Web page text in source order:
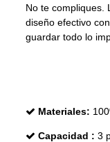
No te compliques.
diseño efectivo
guardar todo lo
Materiales:
Capacidad : 3